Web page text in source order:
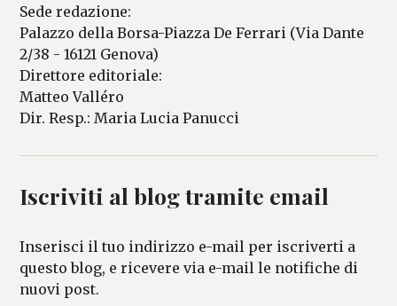
Sede redazione:
Palazzo della Borsa-Piazza De Ferrari (Via Dante
2/38 - 16121 Genova)
Direttore editoriale:
Matteo Valléro
Dir. Resp.: Maria Lucia Panucci
Iscriviti al blog tramite email
Inserisci il tuo indirizzo e-mail per iscriverti a
questo blog, e ricevere via e-mail le notifiche di
nuovi post.